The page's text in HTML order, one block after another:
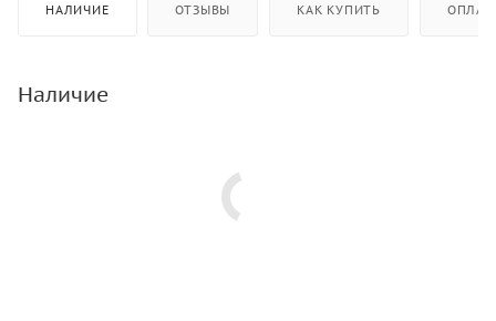
НАЛИЧИЕ ОТЗЫВЫ КАК КУПИТЬ
Наличие